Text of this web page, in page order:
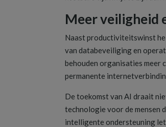
Meer veiligheid
Naast productiviteitswinst
van databeveiliging en
behouden organisaties meer
permanente
De toekomst van AI draait
technologie voor de mensen
intelligente ondersteuning